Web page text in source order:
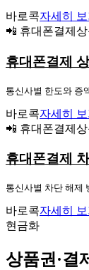
바로콕자세히 보
📲 휴대폰결제상
휴대폰결제
통신사별 한도와 증
바로콕자세히 보
📲 휴대폰결제상
휴대폰결제
통신사별 차단 해제
바로콕자세히 보
현금화
상품권·결